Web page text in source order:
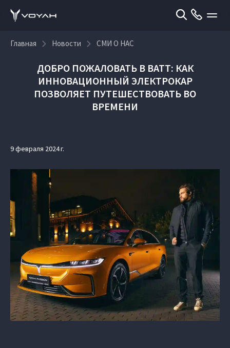
Главная Новости СМИ О НАС
ДОБРО ПОЖАЛОВАТЬ В ВАТТ: КАК
ИННОВАЦИОННЫЙ ЭЛЕКТРОКАР
ПОЗВОЛЯЕТ ПУТЕШЕСТВОВАТЬ ВО
ВРЕМЕНИ
9 февраля 2024 г.